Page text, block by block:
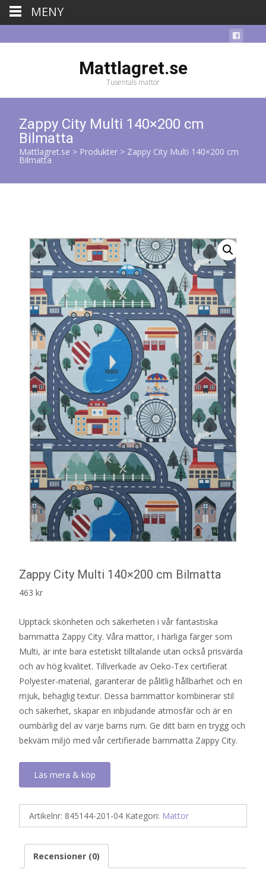
Mattlagret.se
Tusentals mattor
Zappy City Multi 140×200 cm
Bilmatta
Mattlagret.se > Produkter > Zappy City Multi 140×200 cm
Bilmatta
Zappy City Multi 140×200 cm Bilmatta
463 kr
Upptäck skönheten och säkerheten i vår fantastiska
barnmatta Zappy City. Våra mattor, i härliga färger som
Multi, är inte bara estetiskt tilltalande utan också prisvärda
och av hög kvalitet. Tillverkade av Oeko-Tex certifierat
Polyester-material, garanterar de pålitlig hållbarhet och en
mjuk, behaglig textur. Dessa barnmattor kombinerar stil
och säkerhet, skapar en inbjudande atmosfär och är en
oumbärlig del av varje barns rum. Ge ditt barn en trygg och
bekväm miljö med vår certifierade barnmatta Zappy City.
Läs mera & köp
Artikelnr: 845144-201-04 Kategori: Mattor
Recensioner (0)
MENY